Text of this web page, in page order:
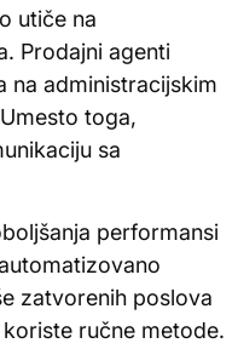
utiče na
Prodajni agenti
na administracijskim
toga,
sa
performansi
zatvorenih poslova
ručne metode.